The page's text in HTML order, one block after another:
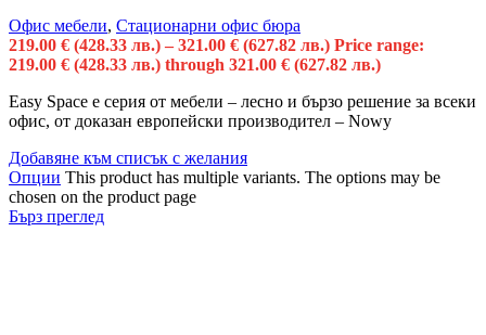
Офис мебели, Стационарни офис бюра
219.00 € (428.33 лв.) – 321.00 € (627.82 лв.) Price range:
219.00 € (428.33 лв.) through 321.00 € (627.82 лв.)
Easy Space е серия от мебели – лесно и бързо решение за всеки
офис, от доказан европейски производител – Nowy
Добавяне към списък с желания
Опции This product has multiple variants. The options may be
chosen on the product page
Бърз преглед